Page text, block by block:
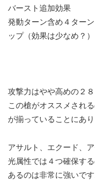
バースト追加効果
発動ターン含め４ター
ップ（効果は少なめ？）
攻撃力はやや高めの２８
この槍がオススメされ
が揃っていることにあり
アサルト、エクード、
光属性では４つ確保す
あるのは非常に強いです